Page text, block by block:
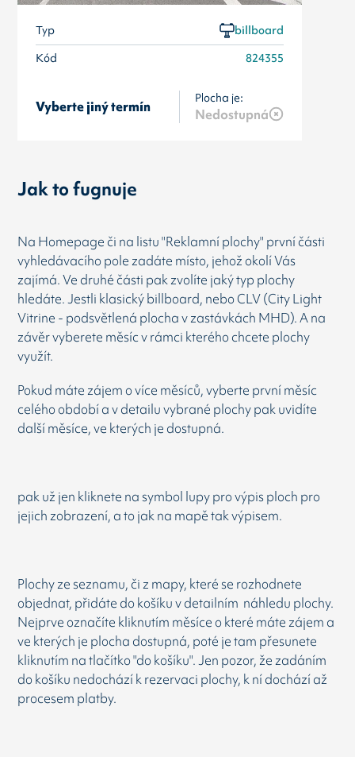
Typ
billboard
Kód
824355
Vyberte jiný termín
Plocha je:
Nedostupná
Jak to fugnuje
Na Homepage či na listu "Reklamní plochy" první části
vyhledávacího pole zadáte místo, jehož okolí Vás
zajímá. Ve druhé části pak zvolíte jaký typ plochy
hledáte. Jestli klasický billboard, nebo CLV (City Light
Vitrine - podsvětlená plocha v zastávkách MHD). A na
závěr vyberete měsíc v rámci kterého chcete plochy
využít.
Pokud máte zájem o více měsíců, vyberte první měsíc
celého období a v detailu vybrané plochy pak uvidíte
další měsíce, ve kterých je dostupná.
pak už jen kliknete na symbol lupy pro výpis ploch pro
jejich zobrazení, a to jak na mapě tak výpisem.
Plochy ze seznamu, či z mapy, které se rozhodnete
objednat, přidáte do košíku v detailním náhledu plochy.
Nejprve označíte kliknutím měsíce o které máte zájem a
ve kterých je plocha dostupná, poté je tam přesunete
kliknutím na tlačítko "do košíku". Jen pozor, že zadáním
do košíku nedochází k rezervaci plochy, k ní dochází až
procesem platby.